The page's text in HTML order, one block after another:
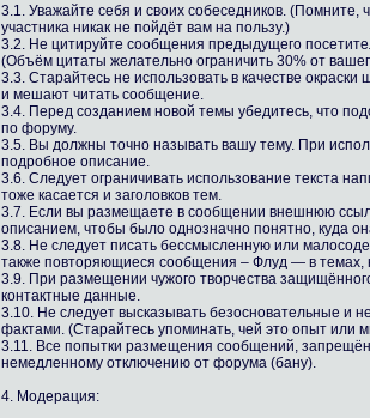
3.1. Уважайте себя и своих собеседников.
участника никак не пойдёт вам на пользу.)
3.2. Не цитируйте сообщения предыдущего
(Объём цитаты желательно ограничить 30% от
3.3. Старайтесь не использовать в качестве
и мешают читать сообщение.
3.4. Перед созданием новой темы убедитесь, что
по форуму.
3.5. Вы должны точно называть вашу тему. При
подробное описание.
3.6. Следует ограничивать использование текста
тоже касается и заголовков тем.
3.7. Если вы размещаете в сообщении внешнюю
описанием, чтобы было однозначно понятно, куда
3.8. Не следует писать бессмысленную или
также повторяющиеся сообщения – Флуд — в
3.9. При размещении чужого творчества
контактные данные.
3.10. Не следует высказывать безосновательные и
фактами. (Старайтесь упоминать, чей это опыт или
3.11. Все попытки размещения сообщений,
немедленному отключению от форума (бану).
4. Модерация: